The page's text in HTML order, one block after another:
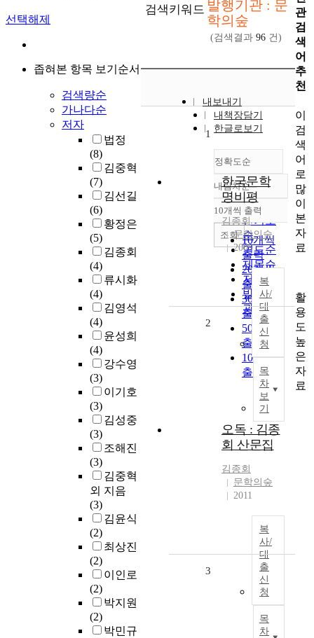
선택해제
좁혀본 항목 보기순서
검색량순
가나다순
저자
법정
(8)
김중혁
(7)
김선길
(6)
황정은
(5)
김종회
(4)
류시화
(4)
김영석
(4)
윤성희
(4)
강수영
(3)
이기호
(3)
김성중
(3)
조해진
(3)
김중혁
외 지음
(3)
김윤식
(2)
최상진
(2)
이인로
(2)
박지원
(2)
박민규
검색키워드 발행기관 : 문
학의숲
(검색결과 96 건)
내보내기
내책장담기
한글로보기
정확도순
정확도
순
인기도
순
연도순
제목순
저자순
발행기
관순
내림차순
내림차순
10개씩 출력
10개씩
출력
20개씩
출력
30개씩
출력
50개씩
출력
100개씩
출력
조회
1
한국문학
명비평
김종회
문학의숲
2009
복
사/
대
출
신
청
목
차
보
기
2
오독 : 김종
회 산문집
김종회
문학의숲
2011
복
사/
대
출
신
청
목
차
3
관
검
색
어
추
천
이
검
색
어
로
많
이
본
자
료
활
용
도
높
은
자
료